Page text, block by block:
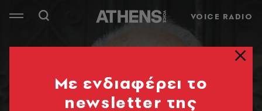
VOICE RADIO
Mε ενδιαφέρει το
newsletter της